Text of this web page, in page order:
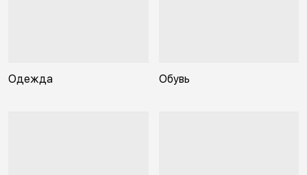
Одежда Обувь